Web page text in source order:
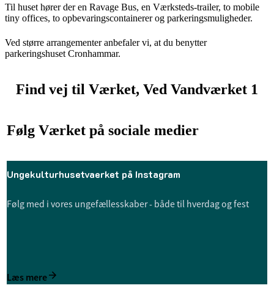
Til huset hører der en Ravage Bus, en Værksteds-trailer, to mobile
tiny offices, to opbevaringscontainerer og parkeringsmuligheder.
Ved større arrangementer anbefaler vi, at du benytter
parkeringshuset Cronhammar.
Find vej til Værket, Ved Vandværket 1
Følg Værket på sociale medier
Ungekulturhusetvaerket på Instagram
Følg med i vores ungefællesskaber - både til hverdag og fest
Læs mere